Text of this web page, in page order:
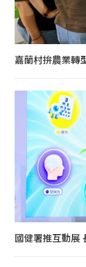
嘉蘭村拚農業轉
國健署推互動展